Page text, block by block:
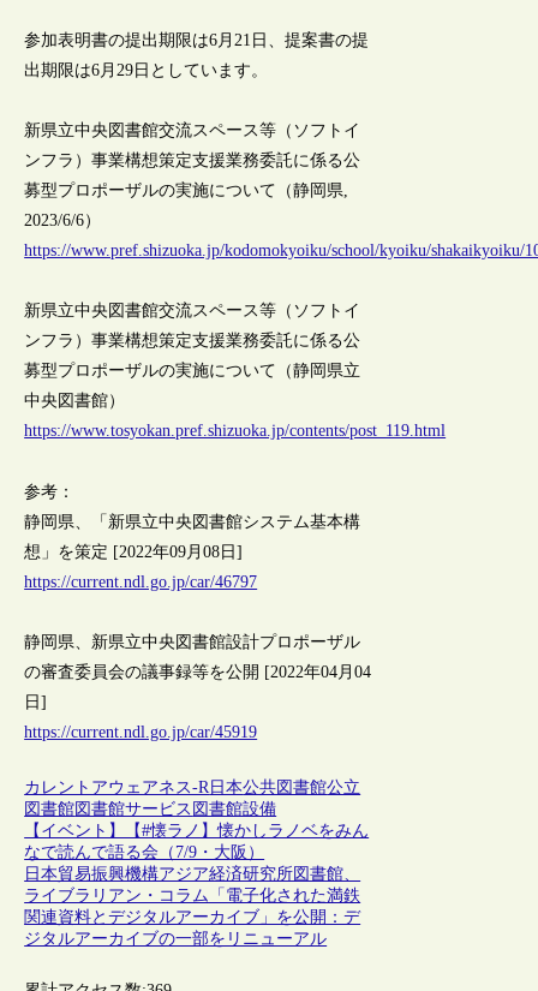
参加表明書の提出期限は6月21日、提案書の提
出期限は6月29日としています。
新県立中央図書館交流スペース等（ソフトイ
ンフラ）事業構想策定支援業務委託に係る公
募型プロポーザルの実施について（静岡県,
2023/6/6）
https://www.pref.shizuoka.jp/kodomokyoiku/school/kyoiku/shakaikyoiku/
新県立中央図書館交流スペース等（ソフトイ
ンフラ）事業構想策定支援業務委託に係る公
募型プロポーザルの実施について（静岡県立
中央図書館）
https://www.tosyokan.pref.shizuoka.jp/contents/post_119.html
参考：
静岡県、「新県立中央図書館システム基本構
想」を策定 [2022年09月08日]
https://current.ndl.go.jp/car/46797
静岡県、新県立中央図書館設計プロポーザル
の審査委員会の議事録等を公開 [2022年04月04
日]
https://current.ndl.go.jp/car/45919
カレントアウェアネス-R日本公共図書館公立
図書館図書館サービス 図書館設備
【イベント】【#懐ラノ】懐かしラノベをみん
なで読んで語る会（7/9・大阪）
日本貿易振興機構アジア経済研究所図書館、
ライブラリアン・コラム「電子化された満鉄
関連資料とデジタルアーカイブ」を公開：デ
ジタルアーカイブの一部をリニューアル